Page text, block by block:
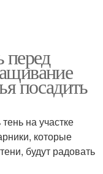
перед
посадить
на участке
которые
будут радовать